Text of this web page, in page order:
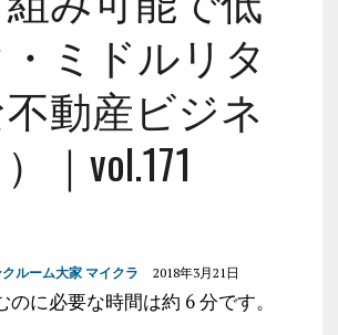
ミドルリタ
動産ビジネ
｜vol.171
クルーム大家 マイクラ 2018年3月21日
のに必要な時間は約 6 分です。